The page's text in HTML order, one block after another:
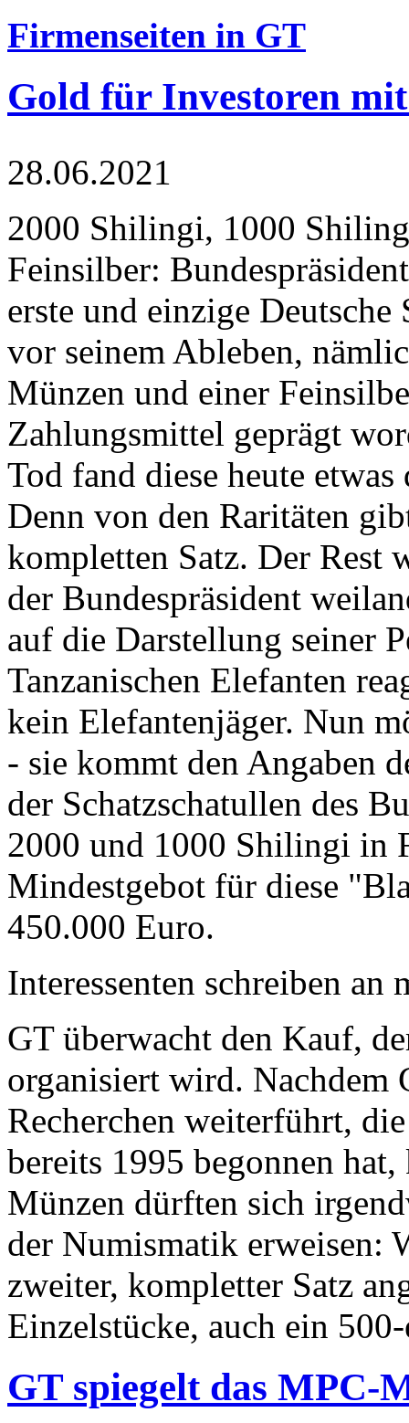
Firmenseiten in GT
Gold für Investoren
28.06.2021
2000 Shilingi, 1000
Feinsilber:
erste und einzige Deutsche
vor seinem Ableben,
Münzen und einer
Zahlungsmittel geprägt
Tod fand diese heute
Denn von den Raritäten
kompletten Satz. Der Rest
der Bundespräsident
auf die Darstellung seiner
Tanzanischen Elefanten
kein Elefantenjäger. Nun
- sie kommt den Angaben
der Schatzschatullen des
2000 und 1000 Shilingi in
Mindestgebot für diese
450.000 Euro.
Interessenten schreiben
GT überwacht den Kauf,
organisiert wird. Nachdem
Recherchen weiterführt,
bereits 1995 begonnen
Münzen dürften sich
der Numismatik erweisen:
zweiter, kompletter Satz
Einzelstücke, auch ein
GT spiegelt das MPC-